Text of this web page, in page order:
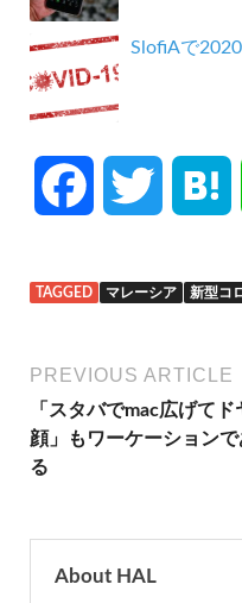
SlofiAで
c
e
b
o
i
t
t
r
t
TAGGED マレーシア 新型コ
PREVIOUS ARTICLE
「スタバでmac広げてド
顔」もワーケーションで
る
About HAL